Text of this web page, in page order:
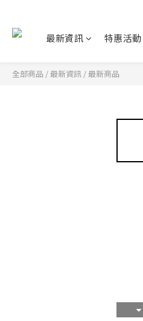
最新資訊 特惠活動
全部商品 /最新資訊 /最新商品